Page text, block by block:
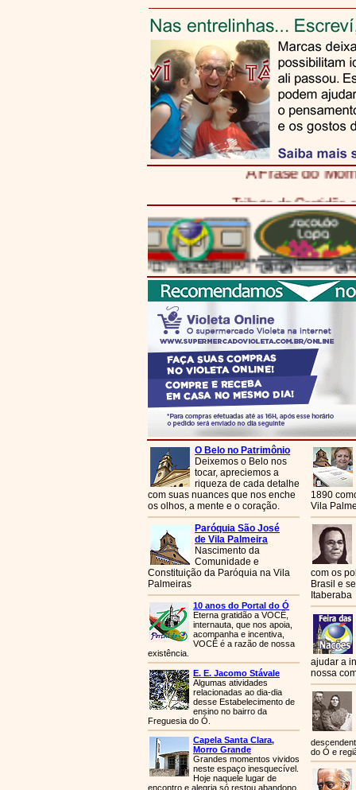
O Belo no Patrimônio
Deixemos o Belo nos
tocar, apreciemos a
riqueza de cada detalhe
com suas nuances que nos enche
os olhos, a mente e o coração.
Paróquia São José
de Vila Palmeira
Nascimento da
Comunidade e
Constituição da Paróquia na Vila
Palmeiras
10 anos do Portal do Ó
Eterna gratidão a VOCÊ,
internauta, que nos apoia,
acompanha e incentiva,
VOCÊ é a razão de nossa
existência.
E. E. Jacomo Stávale
Algumas atividades
relacionadas ao dia-dia
desse Estabelecimento de
ensino no bairro da
Freguesia do Ó.
Capela Santa Clara,
Morro Grande
Grandes momentos vividos
neste espaço inesquecível.
Hoje naquele lugar de
encontro e alegria só restou abandono.
1890
Vila
com os
Brasil e
Itaberaba
ajudar a
nossa
do Ó e